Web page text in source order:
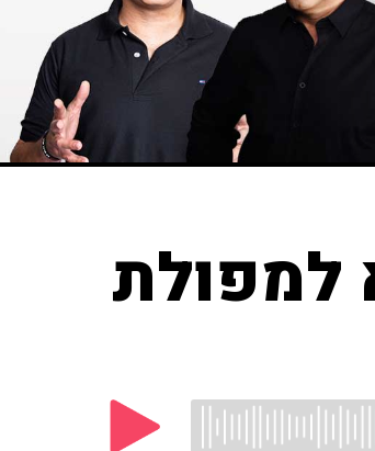
למפולת